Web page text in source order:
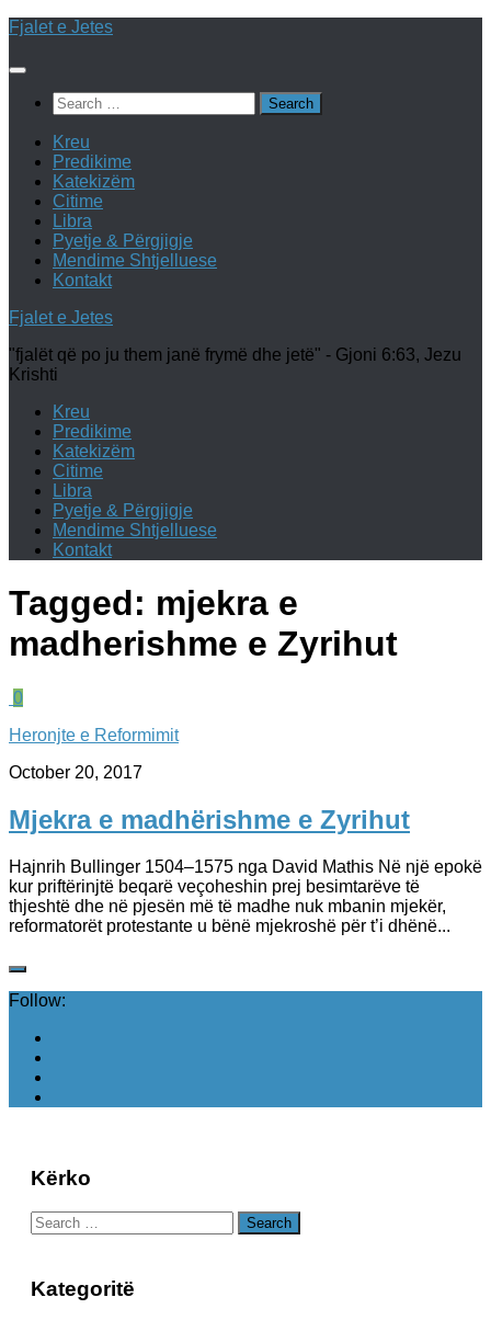
Skip
content
Fjalet e Jetes
Search
for:
Kreu
Predikime
Katekizëm
Citime
Libra
Pyetje & Përgjigje
Mendime Shtjelluese
Kontakt
Fjalet e Jetes
"fjalët që po ju them janë frymë dhe jetë" - Gjoni 6:63, Jezu
Krishti
Kreu
Predikime
Katekizëm
Citime
Libra
Pyetje & Përgjigje
Mendime Shtjelluese
Kontakt
Tagged: mjekra e
madherishme e Zyrihut
0
Heronjte e Reformimit
October 20, 2017
Mjekra e madhërishme e Zyrihut
Hajnrih Bullinger 1504–1575 nga David Mathis Në një epokë
kur priftërinjtë beqarë veçoheshin prej besimtarëve të
thjeshtë dhe në pjesën më të madhe nuk mbanin mjekër,
reformatorët protestante u bënë mjekroshë për t’i dhënë...
Follow:
Kërko
Search
for:
Kategoritë